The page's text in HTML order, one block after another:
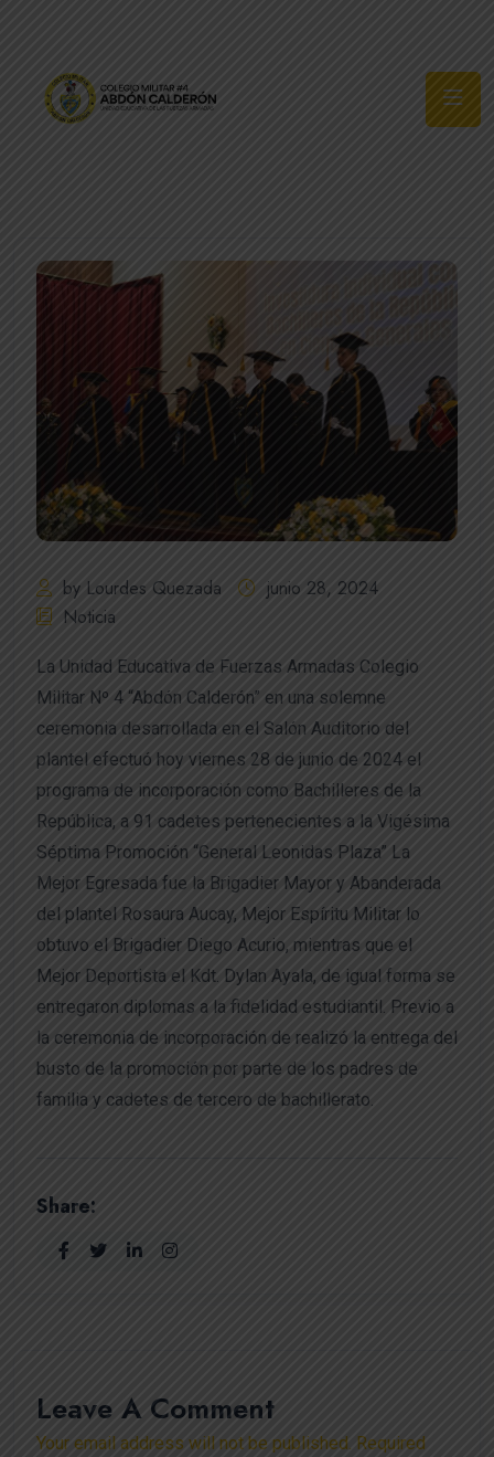
by Lourdes Quezada
junio 28, 2024
Noticia
La Unidad Educativa de Fuerzas Armadas Colegio
Militar Nº 4 “Abdón Calderón” en una solemne
ceremonia desarrollada en el Salón Auditorio del
plantel efectuó hoy viernes 28 de junio de 2024 el
programa de incorporación como Bachilleres de la
República, a 91 cadetes pertenecientes a la Vigésima
Séptima Promoción “General Leonidas Plaza” La
Mejor Egresada fue la Brigadier Mayor y Abanderada
del plantel Rosaura Aucay, Mejor Espíritu Militar lo
obtuvo el Brigadier Diego Acurio, mientras que el
Mejor Deportista el Kdt. Dylan Ayala, de igual forma se
entregaron diplomas a la fidelidad estudiantil. Previo a
la ceremonia de incorporación de realizó la entrega del
busto de la promoción por parte de los padres de
familia y cadetes de tercero de bachillerato.
Share:
Leave A Comment
Your email address will not be published. Required